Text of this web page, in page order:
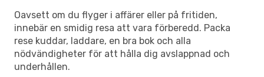
Oavsett om du flyger i affärer eller på fritiden,
innebär en smidig resa att vara förberedd. Packa
rese kuddar, laddare, en bra bok och alla
nödvändigheter för att hålla dig avslappnad och
underhållen.